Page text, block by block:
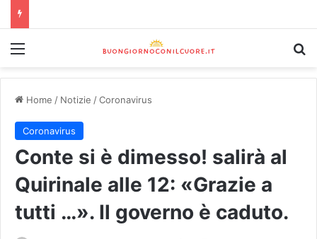
Home / Notizie /Coronavirus
Coronavirus
Conte si è dimesso! salirà al
Quirinale alle 12: «Grazie a
tutti …». Il governo è caduto.